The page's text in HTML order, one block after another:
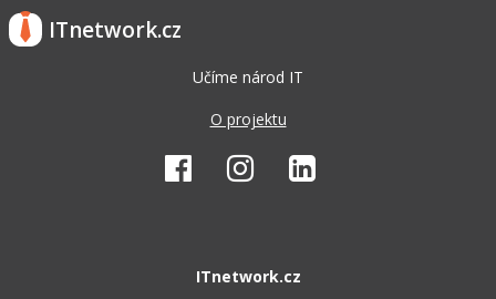
ITnetwork.cz
Učíme národ IT
O projektu
ITnetwork.cz